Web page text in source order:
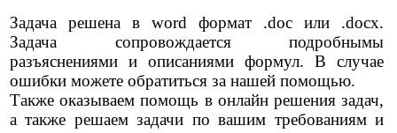
Задача решена в word формат .doc или .docx.
Задача сопровождается подробнымы
разъяснениями и описаниями формул. В случае
ошибки можете обратиться за нашей помощью.
Также оказываем помощь в онлайн решения задач,
а также решаем задачи по вашим требованиям и